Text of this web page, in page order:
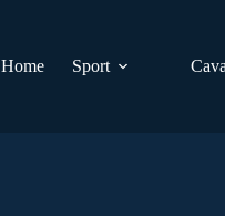
Home
Sport